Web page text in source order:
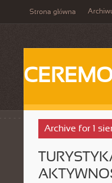
Strona główna
Archive for 1